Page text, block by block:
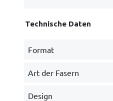
Technische Daten
Format
Art der Fasern
Design